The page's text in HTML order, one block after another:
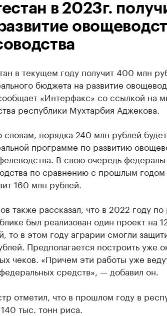
в 2023г.
в текущем году получит 400 млн
бюджета на развитие
«Интерфакс» со ссылкой на
республики Мухтарбия Аджекова.
словам, порядка 240 млн рублей
программе по развитию
В свою очередь
по сравнению с прошлым годом
160 млн рублей.
также рассказал, что в 2022 году по
был реализован один проект на
то в этом году аграрии смогли
Предполагается построить уже
чеков. «Причем эти работы уже
средств», — добавил он.
отметил, что в прошлом году в
тыс. тонн риса.